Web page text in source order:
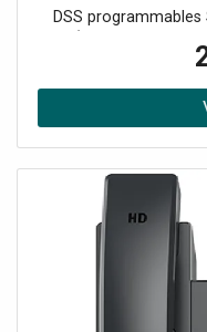
DSS
suppression de
Conférences locales
bande et Bluetooth
USB-A et USB-C